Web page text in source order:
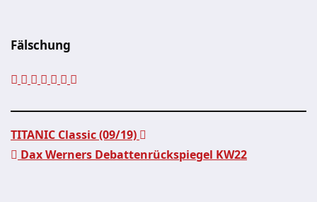
Fälschung
TITANIC Classic (09/19)
Dax Werners Debattenrückspiegel KW22